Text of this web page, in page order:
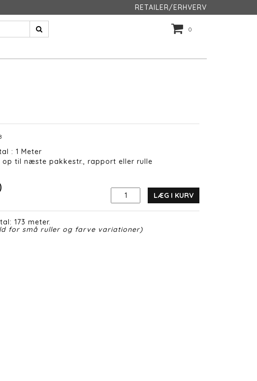
RETAILER/ERHVERV
0
: 1 Meter
op til næste pakkestr., rapport eller rulle
LÆG I KURV
173 meter.
for små ruller og farve variationer)